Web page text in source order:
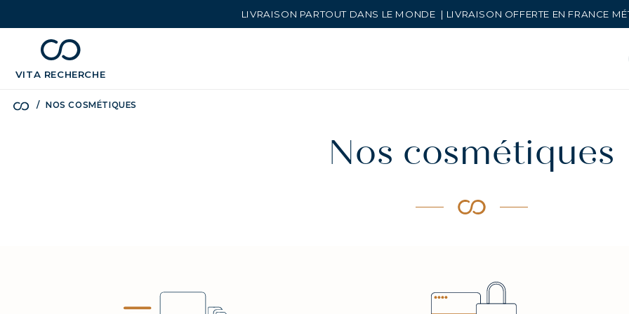
LIVRAISON PARTOUT DANS LE MONDE | LIVRAISON OFFERTE EN FRANCE
VITA RECHERCHE
chevron_leftBÉNÉFICES
NOS COSMÉTIQUES
Nos cosmétiques